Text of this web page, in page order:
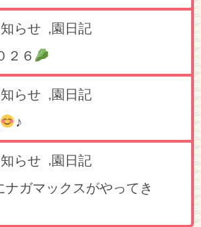
らせ ,園日記
２６
らせ ,園日記
♪
らせ ,園日記
ナガマックスがやってき